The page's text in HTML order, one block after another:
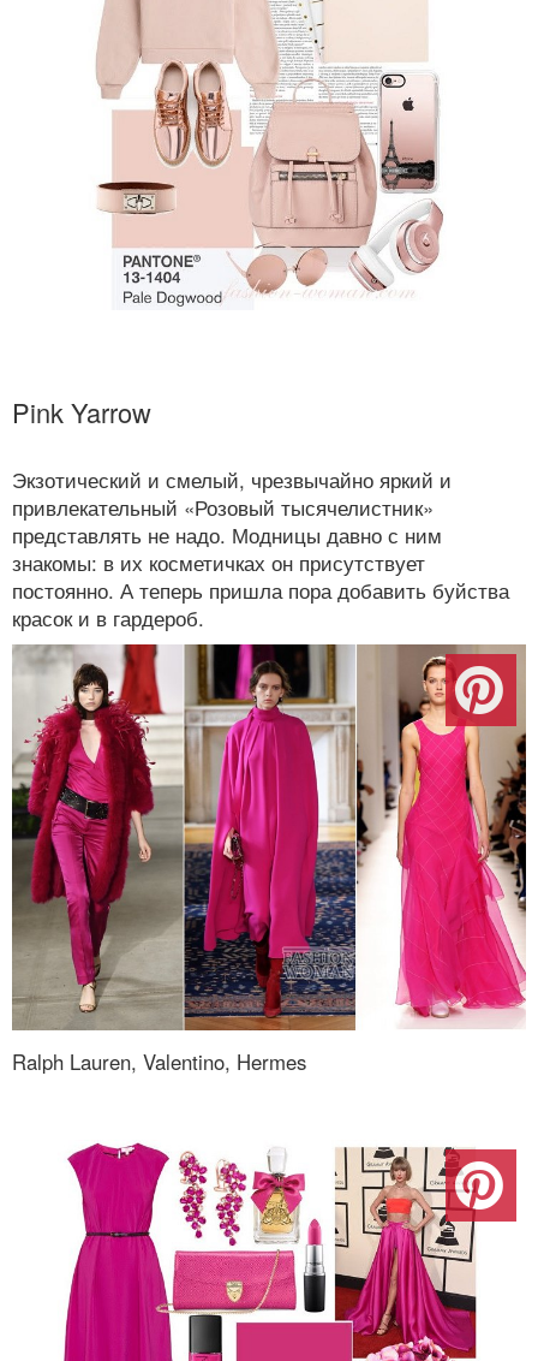
Pink Yarrow
Экзотический и смелый, чрезвычайно яркий и
привлекательный «Розовый тысячелистник»
представлять не надо. Модницы давно с ним
знакомы: в их косметичках он присутствует
постоянно. А теперь пришла пора добавить буйства
красок и в гардероб.
Ralph Lauren, Valentino, Hermes